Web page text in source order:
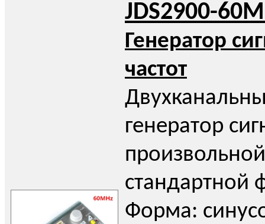
JDS2900-
Генератор
частот
генератор
стандартной
Форма: